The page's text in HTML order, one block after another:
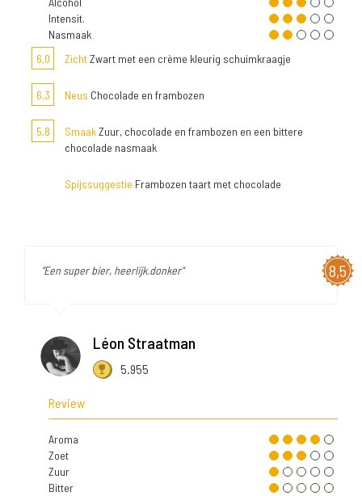
Intensit.
Nasmaak
6,0
ZichtZwart met een crème kleurig schuimkraagje
6,3 Neus Chocolade en frambozen
5,8 SmaakZuur, chocolade en frambozen en een bittere
chocolade nasmaak
Spijssuggestie Frambozen taart met chocolade
8,5
"Een super bier, heerlijk.donker"
Léon Straatman
5.955
Review
Aroma
Zoet
Zuur
Bitter